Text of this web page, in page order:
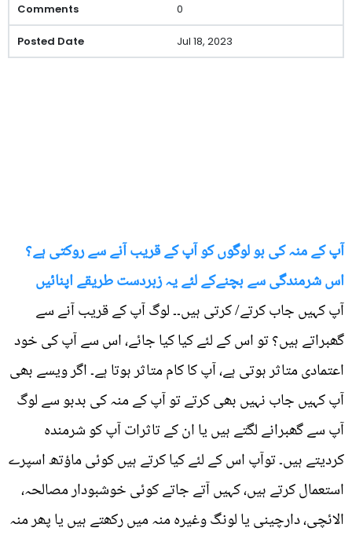
0
Jul 18, 2023
آپ کے منہ کی بو لوگوں کو آپ کے قریب آنے سے روکتی ہے؟
اس شرمندگی سے بچنےکے لئے یہ زبردست طریقے اپنائیں
آپ کہیں جاب کرتے/ کرتی ہیں۔۔ لوگ آپ کے قریب آنے سے
گھبراتے ہیں؟ تو اس کے لئے کیا کیا جائے، اس سے آپ کی خود
اعتمادی متاثر ہوتی ہے، آپ کا کام متاثر ہوتا ہے۔ اگر ویسے بھی
آپ کہیں جاب نہیں بھی کرتے تو آپ کے منہ کی بدبو سے لوگ
آپ سے گھبرانے لگتے ہیں یا ان کے تاثرات آپ کو شرمندہ
کردیتے ہیں۔ توآپ اس کے لئے کیا کرتے ہیں کوئی ماؤتھ اسپرے
استعمال کرتے ہیں، کہیں آتے جاتے کوئی خوشبودار مصالحہ،
الائچی، دارچینی یا لونگ وغیرہ منہ میں رکھتے ہیں یا پھر منہ